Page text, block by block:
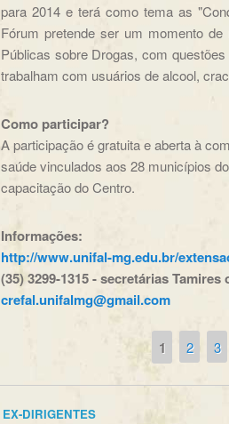
para 2014 e terá como tema as
Fórum pretende ser um momento
Públicas sobre Drogas, com
trabalham com usuários de alcool,
Como participar?
A participação é gratuita e aberta à
saúde vinculados aos 28 municípios
capacitação do Centro.
Informações:
http://www.unifal-mg.edu.br/
(35) 3299-1315 - secretárias Tamires
crefal.unifalmg@gmail.com
1 2 3
EX-DIRIGENTES